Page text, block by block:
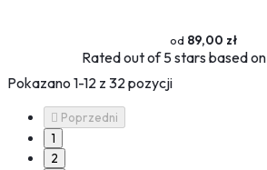
89,00 zł
Ratedout of 5 stars based on
Pokazano 1-12 z 32 pozycji
 Poprzedni
1
2